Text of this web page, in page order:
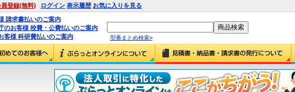
員登録(無料) ログイン 表示履歴 お気に入りを見る
請求書払いのご案内
のお客様 校費・公費払いのご案内
客様 科研費払いのご案内
型番まとめ検索»